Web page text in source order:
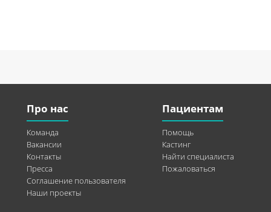
Про нас
Команда
Вакансии
Контакты
Пресса
Соглашение пользователя
Наши проекты
Пациентам
Помощь
Кастинг
Найти специалиста
Пожаловаться